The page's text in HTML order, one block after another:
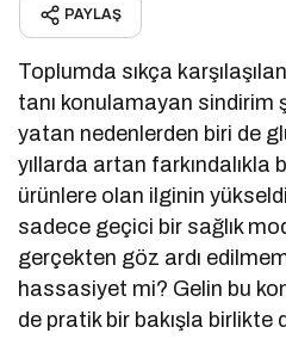
PAYLAŞ
Toplumda sıkça
tanı konulamayan sindirim
yatan nedenlerden biri de
yıllarda artan farkındalıkla
ürünlere olan ilginin
sadece geçici bir sağlık
gerçekten göz ardı
hassasiyet mi? Gelin bu
de pratik bir bakışla birlikte